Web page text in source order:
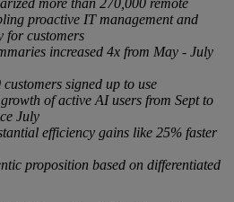
proactive IT management and
for customers
increased 4x from May - July
signed up to use
of active AI users from Sept to
July
efficiency gains like 25% faster
proposition based on differentiated